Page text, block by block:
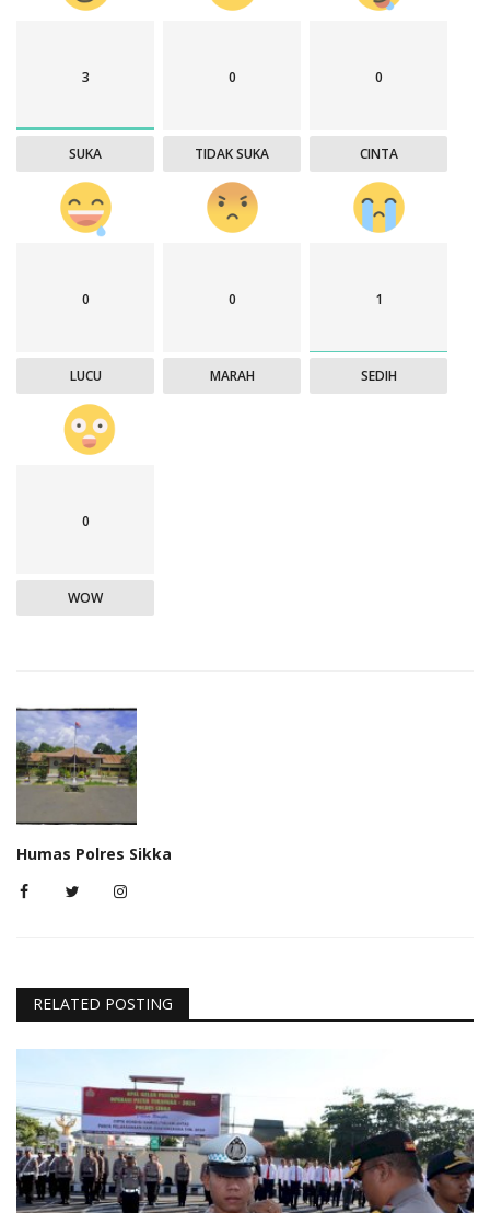
3
SUKA
0
TIDAK SUKA
0
CINTA
0
LUCU
0
MARAH
1
SEDIH
0
WOW
Humas Polres Sikka
RELATED POSTING